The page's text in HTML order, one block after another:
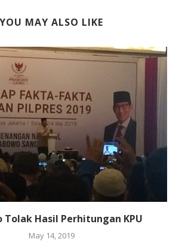
YOU MAY ALSO LIKE
Tolak Hasil Perhitungan KPU
May 14, 2019